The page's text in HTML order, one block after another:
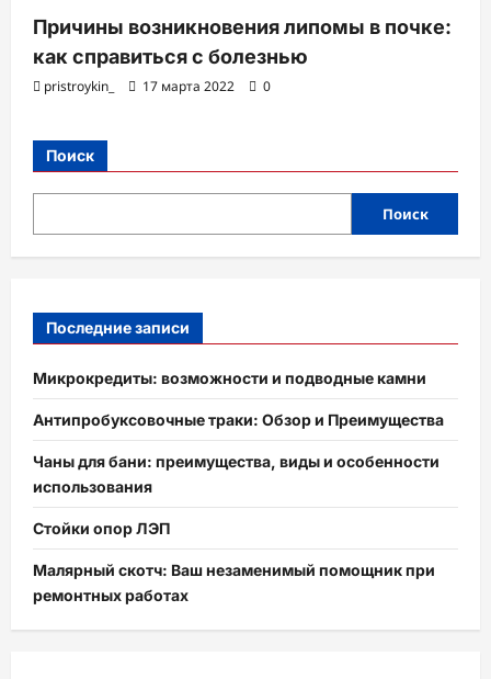
Причины возникновения липомы в почке:
как справиться с болезнью
pristroykin_ 17 марта 2022 0
Поиск
Поиск
Последние записи
Микрокредиты: возможности и подводные камни
Антипробуксовочные траки: Обзор и Преимущества
Чаны для бани: преимущества, виды и особенности
использования
Стойки опор ЛЭП
Малярный скотч: Ваш незаменимый помощник при
ремонтных работах